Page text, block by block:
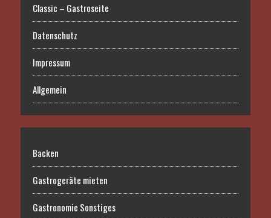
Classic – Gastroseite
Datenschutz
Impressum
Allgemein
Backen
Gastrogeräte mieten
Gastronomie Sonstiges